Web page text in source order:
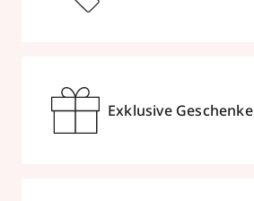
Exklusive Geschenke